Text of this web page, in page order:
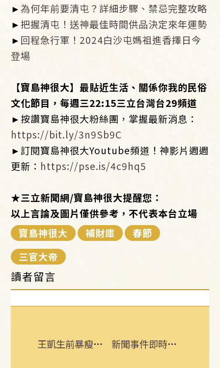
►為何年前要清屯？詳細步驟、禁忌完整攻略
►把握清屯！送神最佳時間供品決定來年運勢
► 回程急行軍！2024白沙屯媽祖進香擇日今
登場
【寶島神很大】最貼近生活、關係你我的民俗
文化節目，每週三22:15三立台灣台29頻道
►按讚寶島神很大粉絲團，掌握最新消息：
https://bit.ly/3n9Sb9C
►訂閱寶島神很大Youtube頻道！神影片週週
更新： https://pse.is/4c9hq5
★三立新聞網/寶島神很大提醒您：
以上言論及圖片僅供參考，不代表本台立場
寶島神很大
補財庫
春節
三官大帝
讀者留言
王凱生前暴瘦！經紀人曝「這裡」出狀況 新聞事件即時更新 所有消息一手掌握！